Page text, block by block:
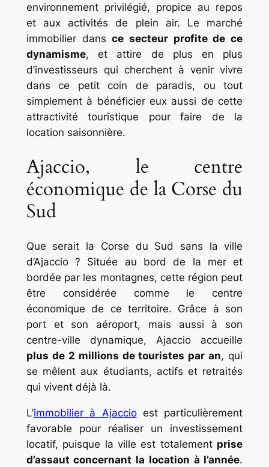
environnement privilégié, propice au repos
et aux activités de plein air. Le marché
immobilier dansce secteur profite de ce
dynamisme, et attire de plus en plus
d’investisseurs qui cherchent à venir vivre
dans ce petit coin de paradis, ou tout
simplement à bénéficier eux aussi de cette
attractivité touristique pour faire de la
location saisonnière.
Ajaccio, le centre
économique de la Corse du
Sud
Que serait la Corse du Sud sans la ville
d’Ajaccio ? Située au bord de la mer et
bordée par les montagnes, cette région peut
être considérée comme le centre
économique de ce territoire. Grâce à son
port et son aéroport, mais aussi à son
centre-ville dynamique, Ajaccio accueille
plus de 2 millions de touristes par an, qui
se mêlent aux étudiants, actifs et retraités
qui vivent déjà là.
L’immobilier à Ajaccioest particulièrement
favorable pour réaliser un investissement
locatif, puisque la ville est totalement prise
d’assaut concernant la location à l’année.